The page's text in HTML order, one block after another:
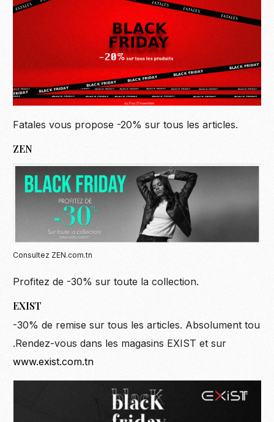
Fatales vous propose -20% sur tous les articles.
ZEN
Consultez ZEN.com.tn
Profitez de -30% sur toute la collection.
EXIST
-30% de remise sur tous les articles. Absolument tou
.Rendez-vous dans les magasins EXIST et sur
www.exist.com.tn